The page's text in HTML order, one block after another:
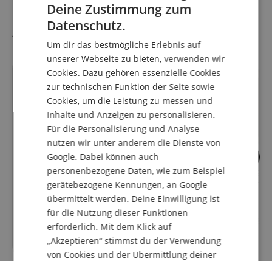
Alternativen
2
Lechgold FT-15/6L F-Tuba
lackiert
2899,00€
Cerveny CFB 651-
Harmonia 3 F-
FRENCH
ITALIAN
SPANISH
Deine Zustimmung zum
Datenschutz.
Um dir das bestmögliche Erlebnis auf
unserer Webseite zu bieten, verwenden wir
Cookies. Dazu gehören essenzielle Cookies
zur technischen Funktion der Seite sowie
Cookies, um die Leistung zu messen und
Inhalte und Anzeigen zu personalisieren.
Für die Personalisierung und Analyse
nutzen wir unter anderem die Dienste von
Google. Dabei können auch
personenbezogene Daten, wie zum Beispiel
gerätebezogene Kennungen, an Google
übermittelt werden. Deine Einwilligung ist
für die Nutzung dieser Funktionen
erforderlich. Mit dem Klick auf
„Akzeptieren“ stimmst du der Verwendung
von Cookies und der Übermittlung deiner